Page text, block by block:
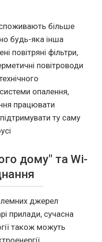
більше
будь-яка інша
повітряні фільтри,
повітроводи
опалення,
працювати
ту саму
дому" та Wi-
джерел
прилади, сучасна
також можуть